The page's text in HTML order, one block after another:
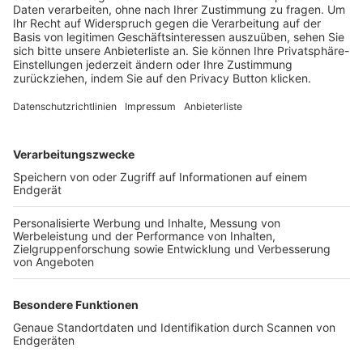
Trainerbörse
Login SpielPlus
FOLGE DEM BFV
TOP-VEREINE
TOP-PARTNER